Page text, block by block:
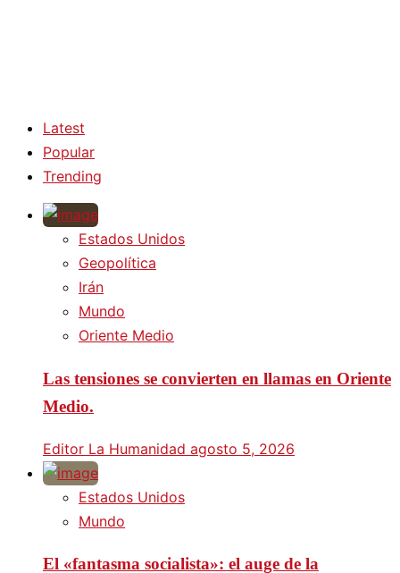
Latest
Popular
Trending
Estados Unidos
Geopolítica
Irán
Mundo
Oriente Medio
Las tensiones se convierten en llamas en Oriente
Medio.
Editor La Humanidad agosto 5, 2026
Estados Unidos
Mundo
El «fantasma socialista»: el auge de la